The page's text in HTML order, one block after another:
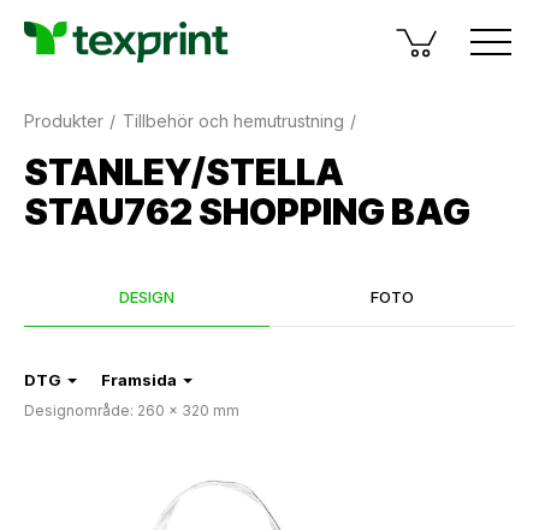
Produkter Tillbehör och hemutrustning
STANLEY/STELLA
STAU762 SHOPPING BAG
DESIGN FOTO
DTG Framsida
Designområde: 260 × 320 mm